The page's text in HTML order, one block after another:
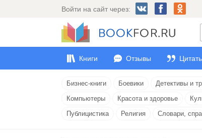
Войти на сайт через:
Книги Отзывы
Бизнес-книги Боевики Детективы и
Компьютеры
Красота и здоровье
Публицистика
Религия Словари,